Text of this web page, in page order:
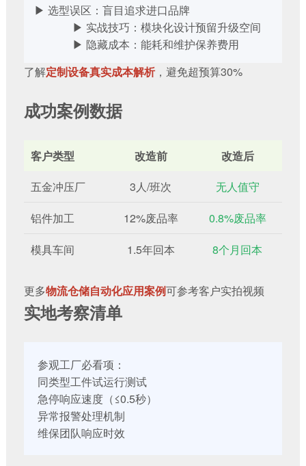
▶ 选型误区：盲目追求进口品牌
▶ 实战技巧：模块化设计预留升级空间
▶ 隐藏成本：能耗和维护保养费用
了解定制设备真实成本解析，避免超预算30%
成功案例数据
客户类型 改造前
改造后
五金冲压厂
3人/班次
无人值守
铝件加工
12%废品率
0.8%废品率
模具车间
1.5年回本 8个月回本
更多物流仓储自动化应用案例可参考客户实拍视频
实地考察清单
参观工厂必看项：
同类型工件试运行测试
急停响应速度（≤0.5秒）
异常报警处理机制
维保团队响应时效